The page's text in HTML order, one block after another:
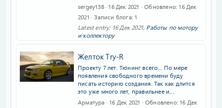
sergey138
16 Дек 2021 Обновлено 16 Дек
2021
Записи блога 1
Latest entry: 16 Дек 2021, Работы по мотору
и коллектору
Желток Try-R
Проекту 7 лет. Тюнинг всего… По мере
появления свободного времени буду
писать историю создания. Так как длится
это уже много лет, правильнее и...
Арматура
16 Дек 2021 Обновлено 16 Дек